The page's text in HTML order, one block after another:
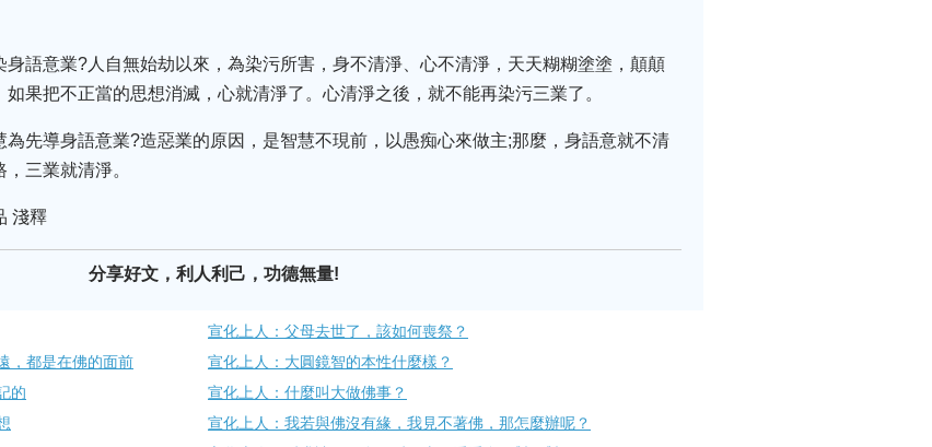
語意業?人自無始劫以來，為染污所害，身不清淨、心不清淨，天天糊糊塗塗，顛顛
果把不正當的思想消滅，心就清淨了。心清淨之後，就不能再染污三業了。
先導身語意業?造惡業的原因，是智慧不現前，以愚痴心來做主;那麼，身語意就不清
三業就清淨。
淺釋
分享好文，利人利己，功德無量!
宣化上人：父母去世了，該如何喪祭？
，都是在佛的面前
宣化上人：大圓鏡智的本性什麼樣？
的
宣化上人：什麼叫大做佛事？
宣化上人：我若與佛沒有緣，我見不著佛，那怎麼辦呢？